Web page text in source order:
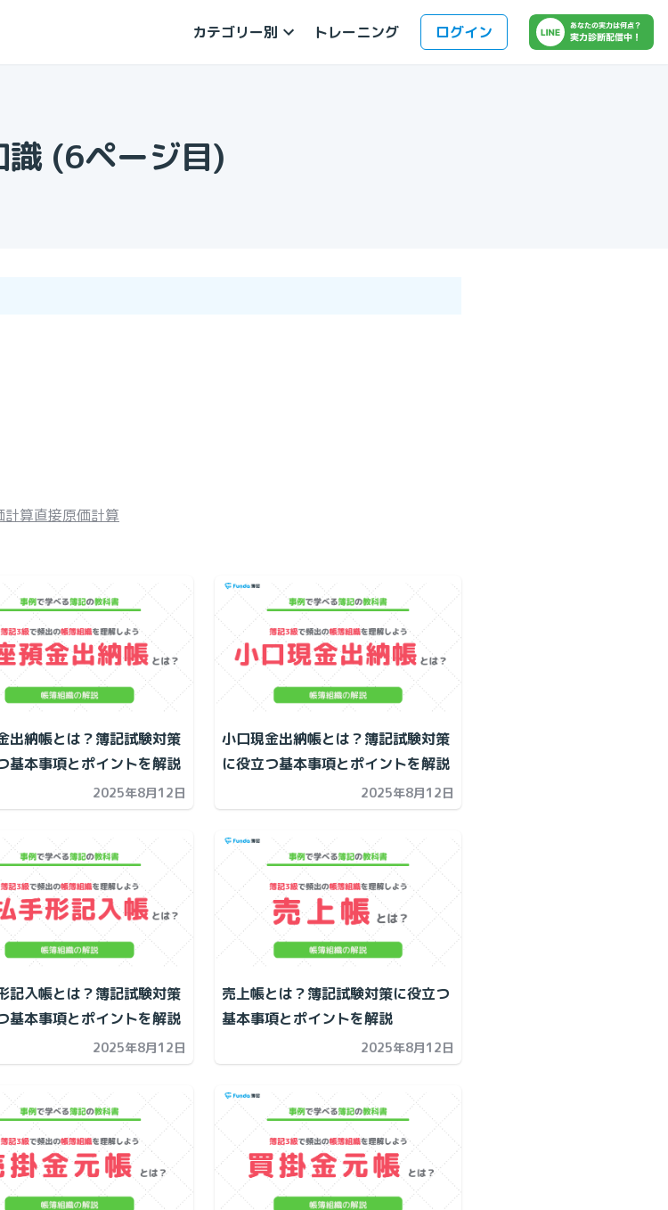
カテゴリー別 トレーニング ログイン
識(6ページ目)
計算直接原価計算
出納帳とは？簿記試験対策
基本事項とポイントを解説
2025年8月12日
小口現金出納帳とは？簿記試験対策
に役立つ基本事項とポイントを解説
2025年8月12日
記入帳とは？簿記試験対策
基本事項とポイントを解説
2025年8月12日
売上帳とは？簿記試験対策に役立つ
基本事項とポイントを解説
2025年8月12日